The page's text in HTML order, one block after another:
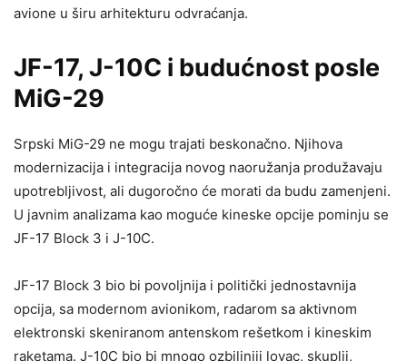
avione u širu arhitekturu odvraćanja.
JF-17, J-10C i budućnost posle
MiG-29
Srpski MiG-29 ne mogu trajati beskonačno. Njihova
modernizacija i integracija novog naoružanja produžavaju
upotrebljivost, ali dugoročno će morati da budu zamenjeni.
U javnim analizama kao moguće kineske opcije pominju se
JF-17 Block 3 i J-10C.
JF-17 Block 3 bio bi povoljnija i politički jednostavnija
opcija, sa modernom avionikom, radarom sa aktivnom
elektronski skeniranom antenskom rešetkom i kineskim
raketama. J-10C bio bi mnogo ozbiljniji lovac, skuplji,